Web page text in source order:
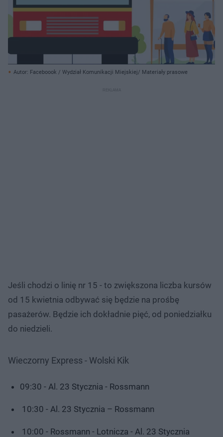
Autor: Faceboook / Wydział Komunikacji Miejskiej/ Materiały prasowe
Jeśli chodzi o linię nr 15 - to zwiększona liczba kursów
od 15 kwietnia odbywać się będzie na prośbę
pasażerów. Będzie ich dokładnie pięć, od poniedziałku
do niedzieli.
Wieczorny Express - Wolski Kik
09:30 - Al. 23 Stycznia - Rossmann
10:30 - Al. 23 Stycznia – Rossmann
10:00 - Rossmann - Lotnicza - Al. 23 Stycznia